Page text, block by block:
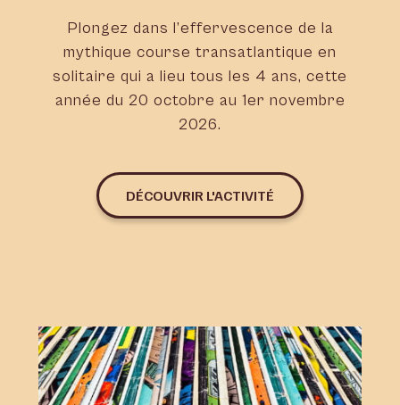
Plongez dans l’effervescence de la
mythique course transatlantique en
solitaire qui a lieu tous les 4 ans, cette
année du 20 octobre au 1er novembre
2026.
DÉCOUVRIR L'ACTIVITÉ